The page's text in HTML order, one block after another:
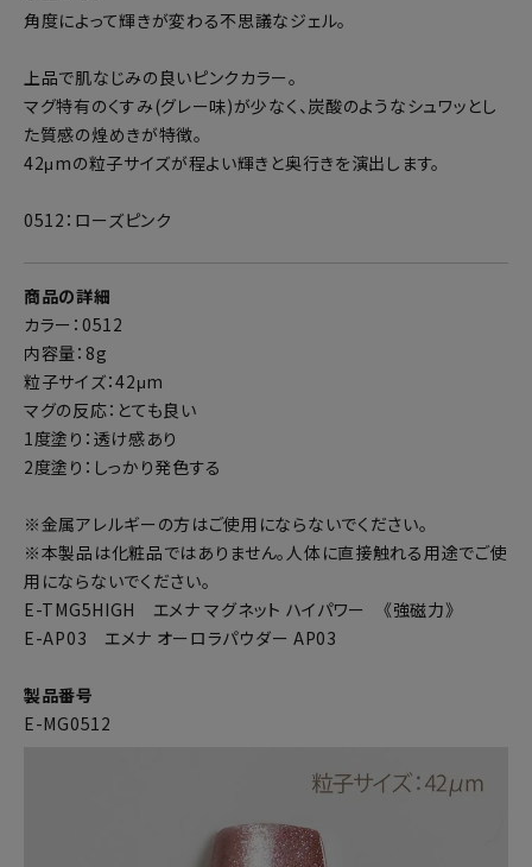
角度によって輝きが変わる不思議なジェル。
上品で肌なじみの良いピンクカラー。
マグ特有のくすみ(グレー味)が少なく、炭酸のようなシュワッとし
た質感の煌めきが特徴。
42μmの粒子サイズが程よい輝きと奥行きを演出します。
0512：ローズピンク
商品の詳細
カラー：0512
内容量：8g
粒子サイズ：42μm
マグの反応：とても良い
1度塗り：透け感あり
2度塗り：しっかり発色する
※金属アレルギーの方はご使用にならないでください。
※本製品は化粧品ではありません。人体に直接触れる用途でご使
用にならないでください。
E-TMG5HIGH エメナ マグネット ハイパワー 《強磁力》
E-AP03 エメナ オーロラパウダー AP03
製品番号
E-MG0512